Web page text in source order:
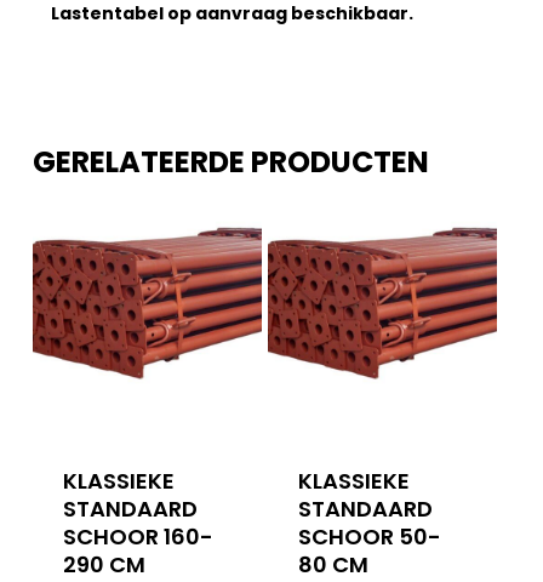
Lastentabel op aanvraag beschikbaar.
GERELATEERDE PRODUCTEN
KLASSIEKE
STANDAARD
SCHOOR 160-
290 CM
KLASSIEKE
STANDAARD
SCHOOR 50-
80 CM